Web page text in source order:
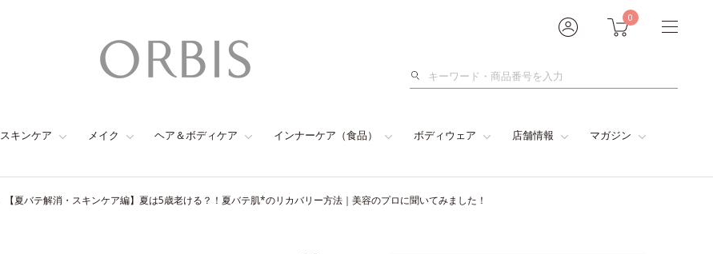
0
検
スキンケア メイク ヘア＆ボディケア インナーケア（食品） ボディウェア 店舗情報 マガジン
【夏バテ解消・スキンケア編】夏は5歳老ける？！夏バテ肌*のリカバリー方法｜美容のプロに聞いてみました！